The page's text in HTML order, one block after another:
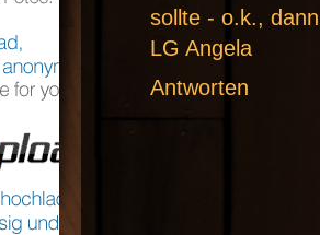
sollte - o.k.,
LG Angela
Antworten